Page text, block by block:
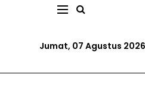
Jumat, 07 Agustus 2026